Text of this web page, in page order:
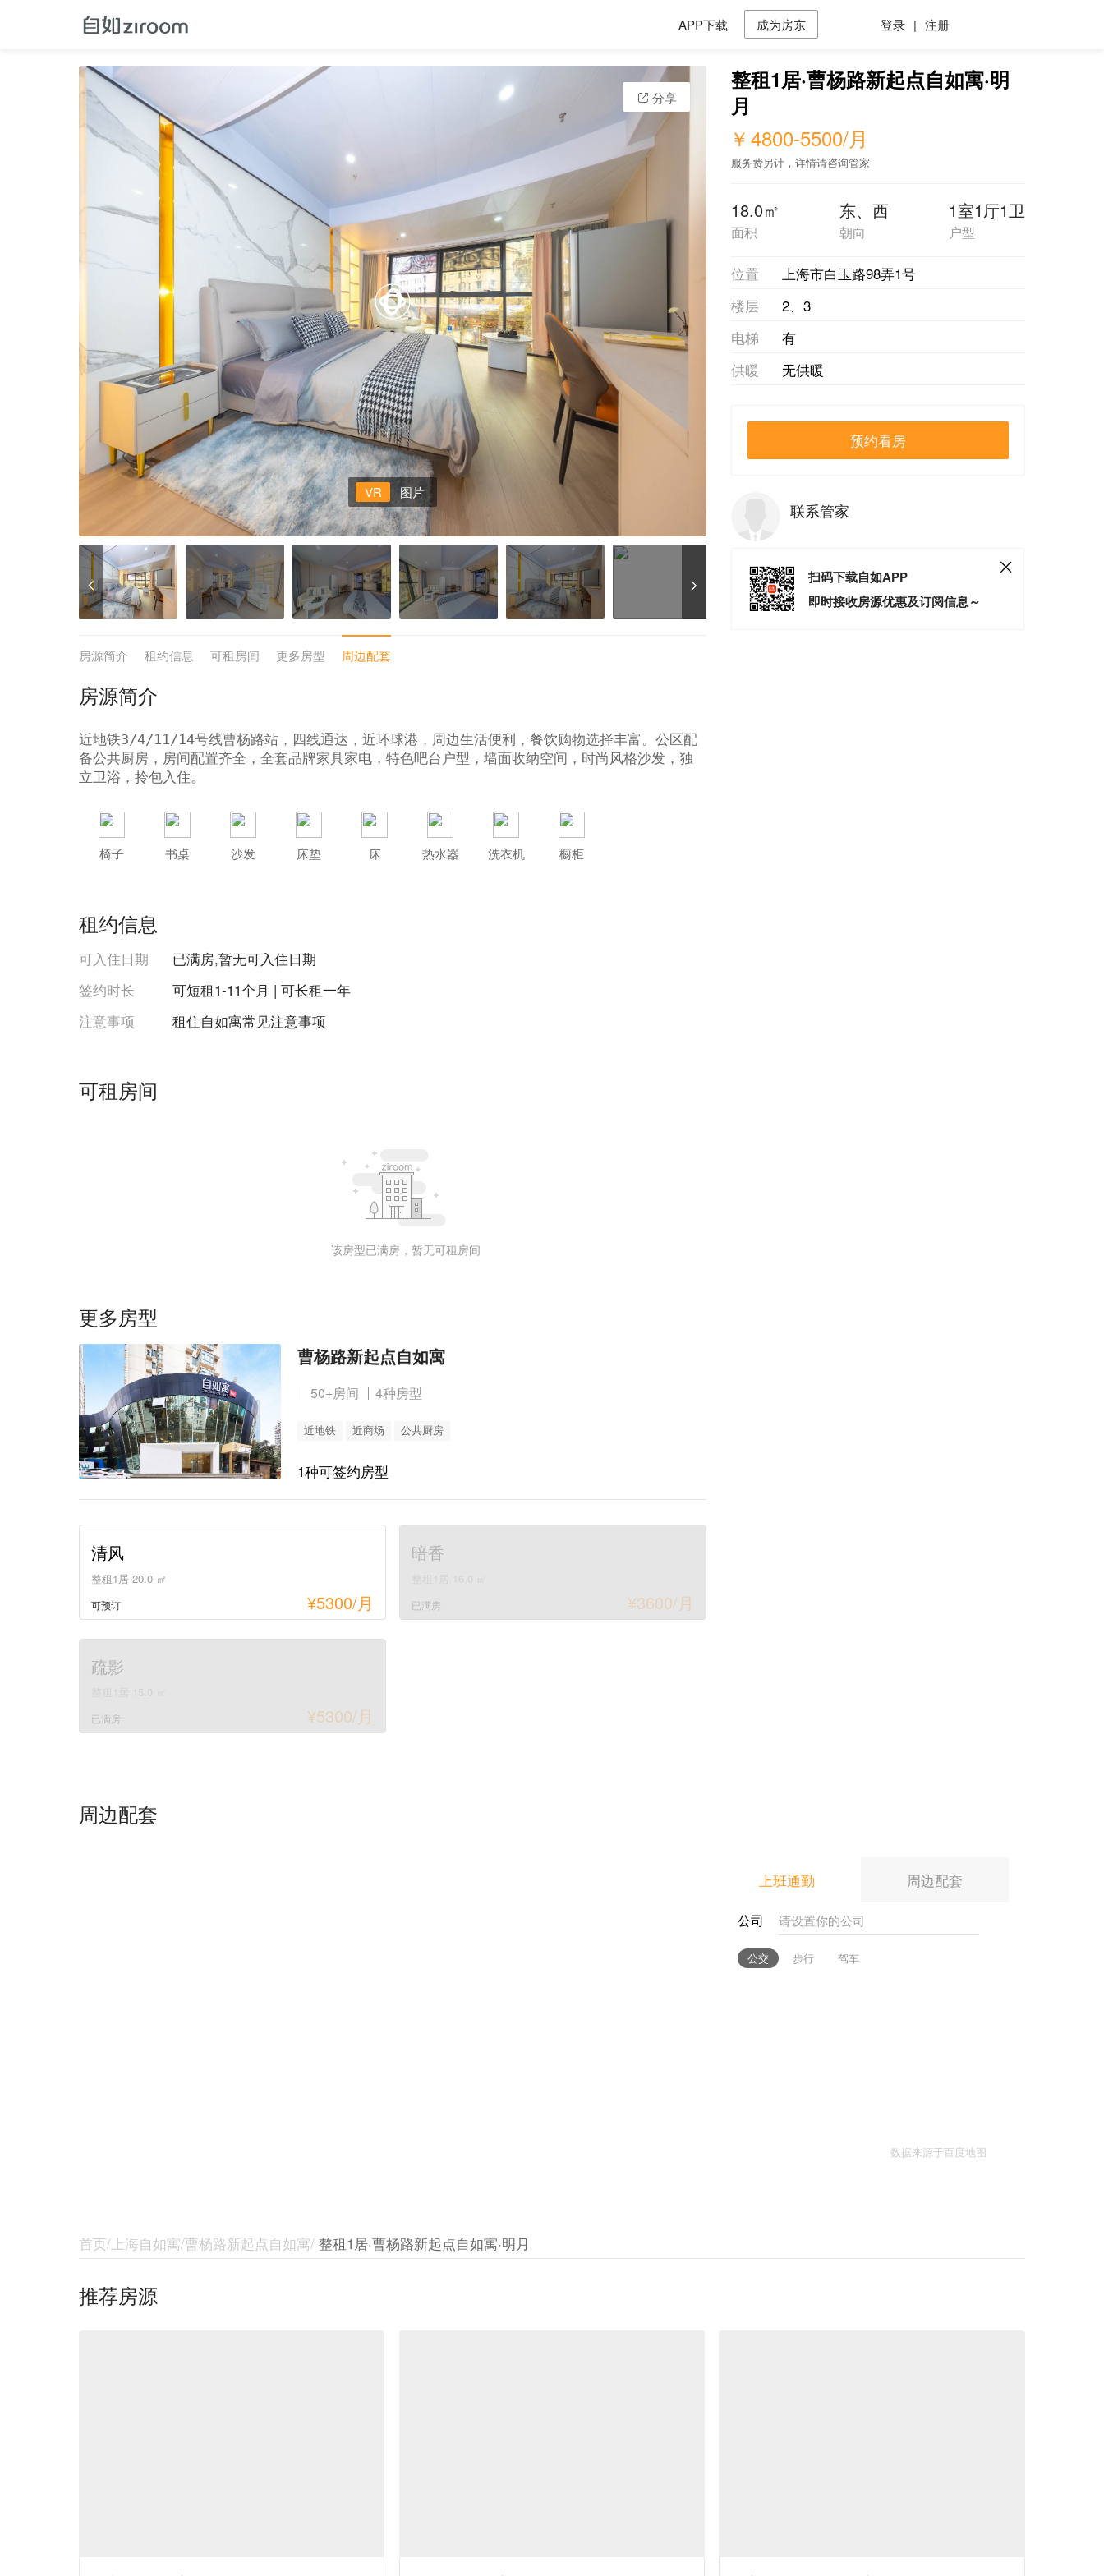
APP下载 成为房东 登录 | 注册
分享
VR 图片
房源简介 租约信息 可租房间 更多房型 周边配套
房源简介
近地铁3/4/11/14号线曹杨路站，四线通达，近环球港，周边生活便利，餐饮购物选择丰富。公区配
备公共厨房，房间配置齐全，全套品牌家具家电，特色吧台户型，墙面收纳空间，时尚风格沙发，独
立卫浴，拎包入住。
椅子 书桌 沙发 床垫 床 热水器 洗衣机 橱柜
租约信息
可入住日期
已满房,暂无可入住日期
签约时长
可短租1-11个月 | 可长租一年
注意事项
租住自如寓常见注意事项
可租房间
该房型已满房，暂无可租房间
更多房型
曹杨路新起点自如寓
50+房间 4种房型
近地铁 近商场 公共厨房
1种可签约房型
清风
整租1居 20.0 ㎡
可预订 /月
5300
¥
暗香
已满房 /月
3600
¥
疏影
已满房 /月
5300
¥
整租1居·曹杨路新起点自如寓·明
月
￥ 4800-5500/月
服务费另计，详情请咨询管家
18.0㎡
面积
东、西
朝向
1室1厅1卫
户型
位置
上海市白玉路98弄1号
楼层
2、3
电梯
有
供暖
无供暖
预约看房
联系管家
扫码下载自如APP
即时接收房源优惠及订阅信息～
周边配套
上班通勤 周边配套
公司
公交 步行 驾车
数据来源于百度地图
首页/上海自如寓/曹杨路新起点自如寓/ 整租1居·曹杨路新起点自如寓·明月
推荐房源